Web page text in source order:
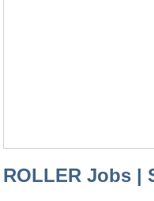
ROLLER Jobs |